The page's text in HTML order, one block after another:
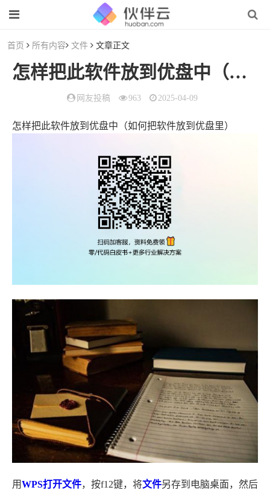
首页 所有内容 文件 文章正文
怎样把此软件放到优盘中（如何把软件放到优盘里）
网友投稿 963 2025-04-09
怎样把此软件放到优盘中（如何把软件放到优盘里）
用WPS打开文件，按f12键，将文件另存到电脑桌面，然后